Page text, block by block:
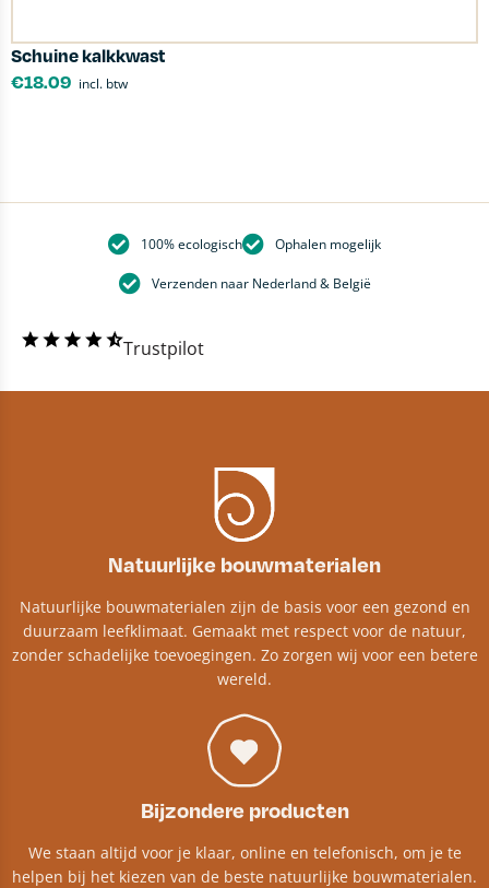
Schuine kalkkwast
€18.09 incl. btw
100% ecologisch Ophalen mogelijk
Verzenden naar Nederland & België
Trustpilot
Natuurlijke bouwmaterialen
Natuurlijke bouwmaterialen zijn de basis voor een gezond en
duurzaam leefklimaat. Gemaakt met respect voor de natuur,
zonder schadelijke toevoegingen. Zo zorgen wij voor een betere
wereld.
Bijzondere producten
We staan altijd voor je klaar, online en telefonisch, om je te
helpen bij het kiezen van de beste natuurlijke bouwmaterialen.